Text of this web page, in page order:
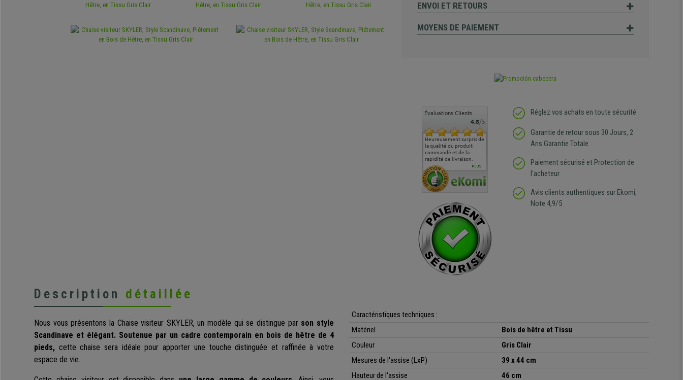
ENVOI ET RETOURS
MOYENS DE PAIEMENT
Évaluations Clients
4.8/5
Heureusement surpris de
la qualité du produit
commandé et de la
rapidité de livraison.
Siege confortable qui
J'ai pu comparer avec des
sièges que l'on trouve
dans les grandes surfaces
de l'aménagement et ne
regrette pas mon achat.
bien qu'ayant eu un
abîmé) tout a été mis en
oeuvre pour remplacer
ce produit et ce dans les
de belle qualité
PLUS...
Réglez vos achats en toute sécurité
Garantie de retour sous 30 Jours, 2
Ans Garantie Totale
Paiement sécurisé et Protection de
l'acheteur
Avis clients authentiques sur Ekomi,
Note 4,9/5
Description détaillée
Nous vous présentons la Chaise visiteur SKYLER, un modèle qui se distingue par son style
Scandinave et élégant. Soutenue par un cadre contemporain en bois de hêtre de 4
pieds, cette chaise sera idéale pour apporter une touche distinguée et raffinée à votre
espace de vie.
Caractéristiques techniques :
Matériel
Bois de hêtre et Tissu
Couleur
Gris Clair
Mesures de l'assise (LxP)
39 x 44 cm
Hauteur de l'assise
46 cm